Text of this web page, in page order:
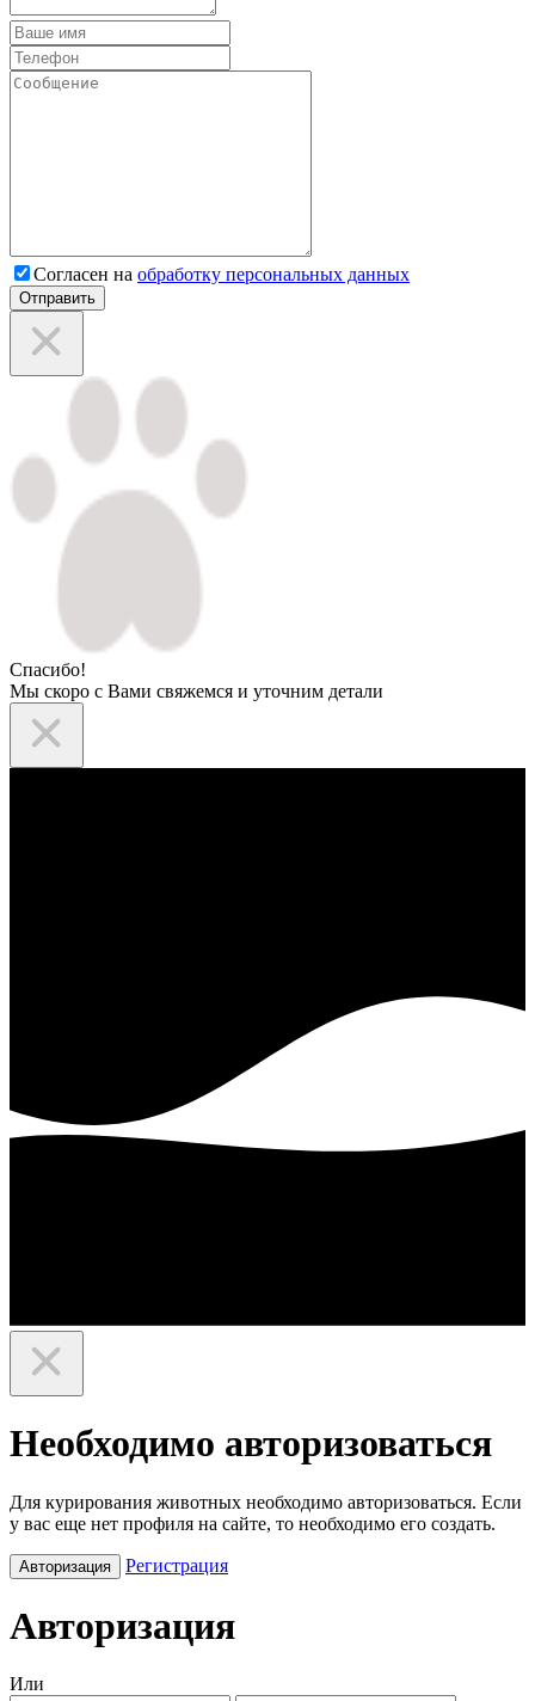
Согласен на обработку персональных данных
Отправить
Спасибо!
Мы скоро с Вами свяжемся и уточним детали
Необходимо авторизоваться
Для курирования животных необходимо авторизоваться. Если
у вас еще нет профиля на сайте, то необходимо его создать.
Авторизация Регистрация
Авторизация
Или